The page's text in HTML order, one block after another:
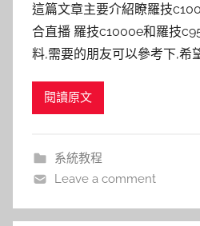
這篇文章主要介紹瞭羅技
合直播 羅技c1000e和羅技
料,需要的朋友可以參考下,希
閱讀原文
系統教程
Leave a comment